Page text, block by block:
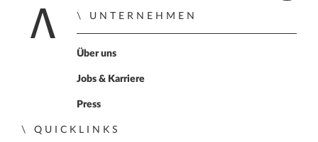
Zur Startseite
UNTERNEHMEN
Über uns
Jobs & Karriere
Press
QUICKLINKS